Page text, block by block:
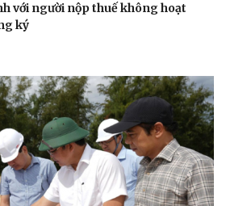
với người nộp thuế không hoạt
ký